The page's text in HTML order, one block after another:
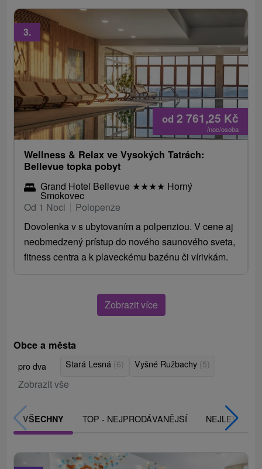
od 2 761,25 Kč
/noc/osoba
3.
Wellness & Relax ve Vysokých Tatrách:
Bellevue topka pobyt
Grand Hotel Bellevue ★★★★ Horný
Smokovec
Od 1 Noci
Polopenze
Dovolenka v s ubytovaním a polpenziou. V cene aj
neobmedzený prístup do nového saunového sveta,
fitness centra a k plaveckému bazénu či vírivkám.
Zobrazit více
Obce a města
pro dva Stará Lesná (6) Vyšné Ružbachy (5)
Zobrazit vše
VŠECHNY TOP - NEJPRODÁVANĚJŠÍ NEJLEVNĚJŠÍ